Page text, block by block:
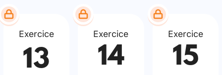
Exercice
13
Exercice
14
Exercice
15